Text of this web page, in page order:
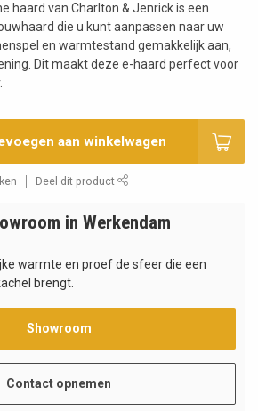
haard van Charlton & Jenrick is een
die u kunt aanpassen naar uw
en warmtestand gemakkelijk aan,
Dit maakt deze e-haard perfect voor
.
aan winkelwagen
Deel dit product
in Werkendam
warmte en proef de sfeer die een
brengt.
Showroom
Contact opnemen